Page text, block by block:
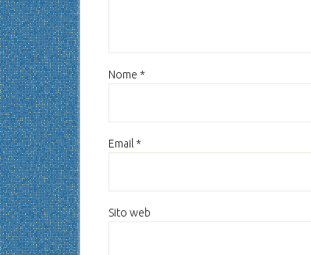
Nome *
Email *
Sito web